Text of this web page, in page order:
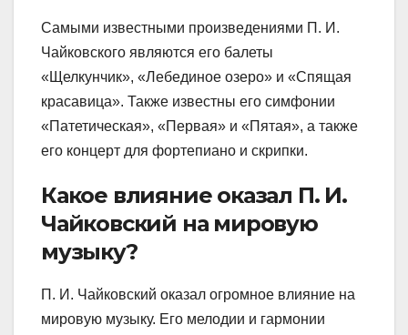
Самыми известными произведениями П. И.
Чайковского являются его балеты
«Щелкунчик», «Лебединое озеро» и «Спящая
красавица». Также известны его симфонии
«Патетическая», «Первая» и «Пятая», а также
его концерт для фортепиано и скрипки.
Какое влияние оказал П. И.
Чайковский на мировую
музыку?
П. И. Чайковский оказал огромное влияние на
мировую музыку. Его мелодии и гармонии